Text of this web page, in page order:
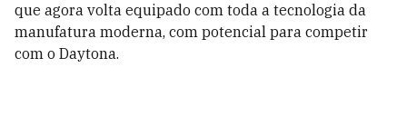
que agora volta equipado com toda a tecnologia da
manufatura moderna, com potencial para competir
com o Daytona.